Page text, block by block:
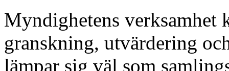
Myndighetens verksamhet
granskning, utvärdering
lämpar sig väl som